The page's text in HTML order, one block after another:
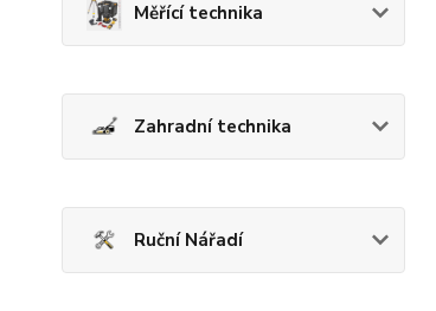
Měřící technika
Zahradní technika
Ruční Nářadí